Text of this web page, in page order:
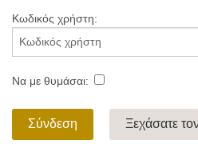
Κωδικός χρήστη:
Να με θυμάσαι:
Σύνδεση Ξεχάσατε